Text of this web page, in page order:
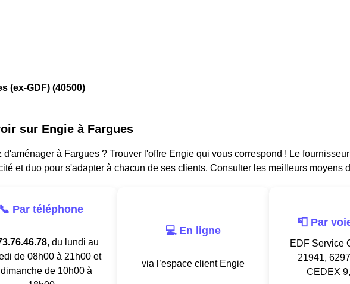
(ex-GDF) (40500)
sur Engie à Fargues
d'aménager à Fargues ? Trouver l'offre Engie qui vous correspond ! Le
et duo pour s'adapter à chacun de ses clients. Consulter les meilleurs moyens
📞 Par téléphone
, du lundi au
de 08h00 à 21h00 et
dimanche de 10h00 à
💻 En ligne
via l’espace client Engie
📮 Par
EDF Service
21941,
CEDEX